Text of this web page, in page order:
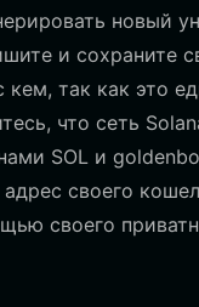
новый
и сохраните
так как это
что сеть
SOL и
своего
своего